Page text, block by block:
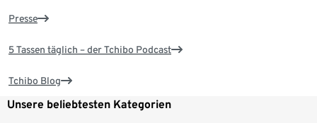
Presse
5 Tassen täglich – der Tchibo Podcast
Tchibo Blog
Unsere beliebtesten Kategorien